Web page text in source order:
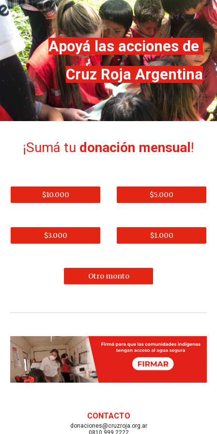
Skip to main content Skip to navigation
Apoyá las acciones de
Cruz Roja Argentina
¡Sumá tu donación mensual!
$10.000 $5.000
$3.000 $1.000
Otro monto
CONTACTO
donaciones@cruzroja.org.ar
0810 999 2222